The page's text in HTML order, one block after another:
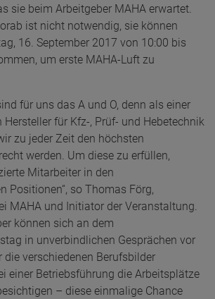
sie beim Arbeitgeber MAHA erwartet.
ist nicht notwendig, sie können
16. September 2017 von 10:00 bis
um erste MAHA-Luft zu
für uns das A und O, denn als einer
Hersteller für Kfz-, Prüf- und Hebetechnik
zu jeder Zeit den höchsten
werden. Um diese zu erfüllen,
Mitarbeiter in den
Positionen“, so Thomas Förg,
MAHA und Initiator der Veranstaltung.
können sich an dem
in unverbindlichen Gesprächen vor
die verschiedenen Berufsbilder
einer Betriebsführung die Arbeitsplätze
– diese einmalige Chance